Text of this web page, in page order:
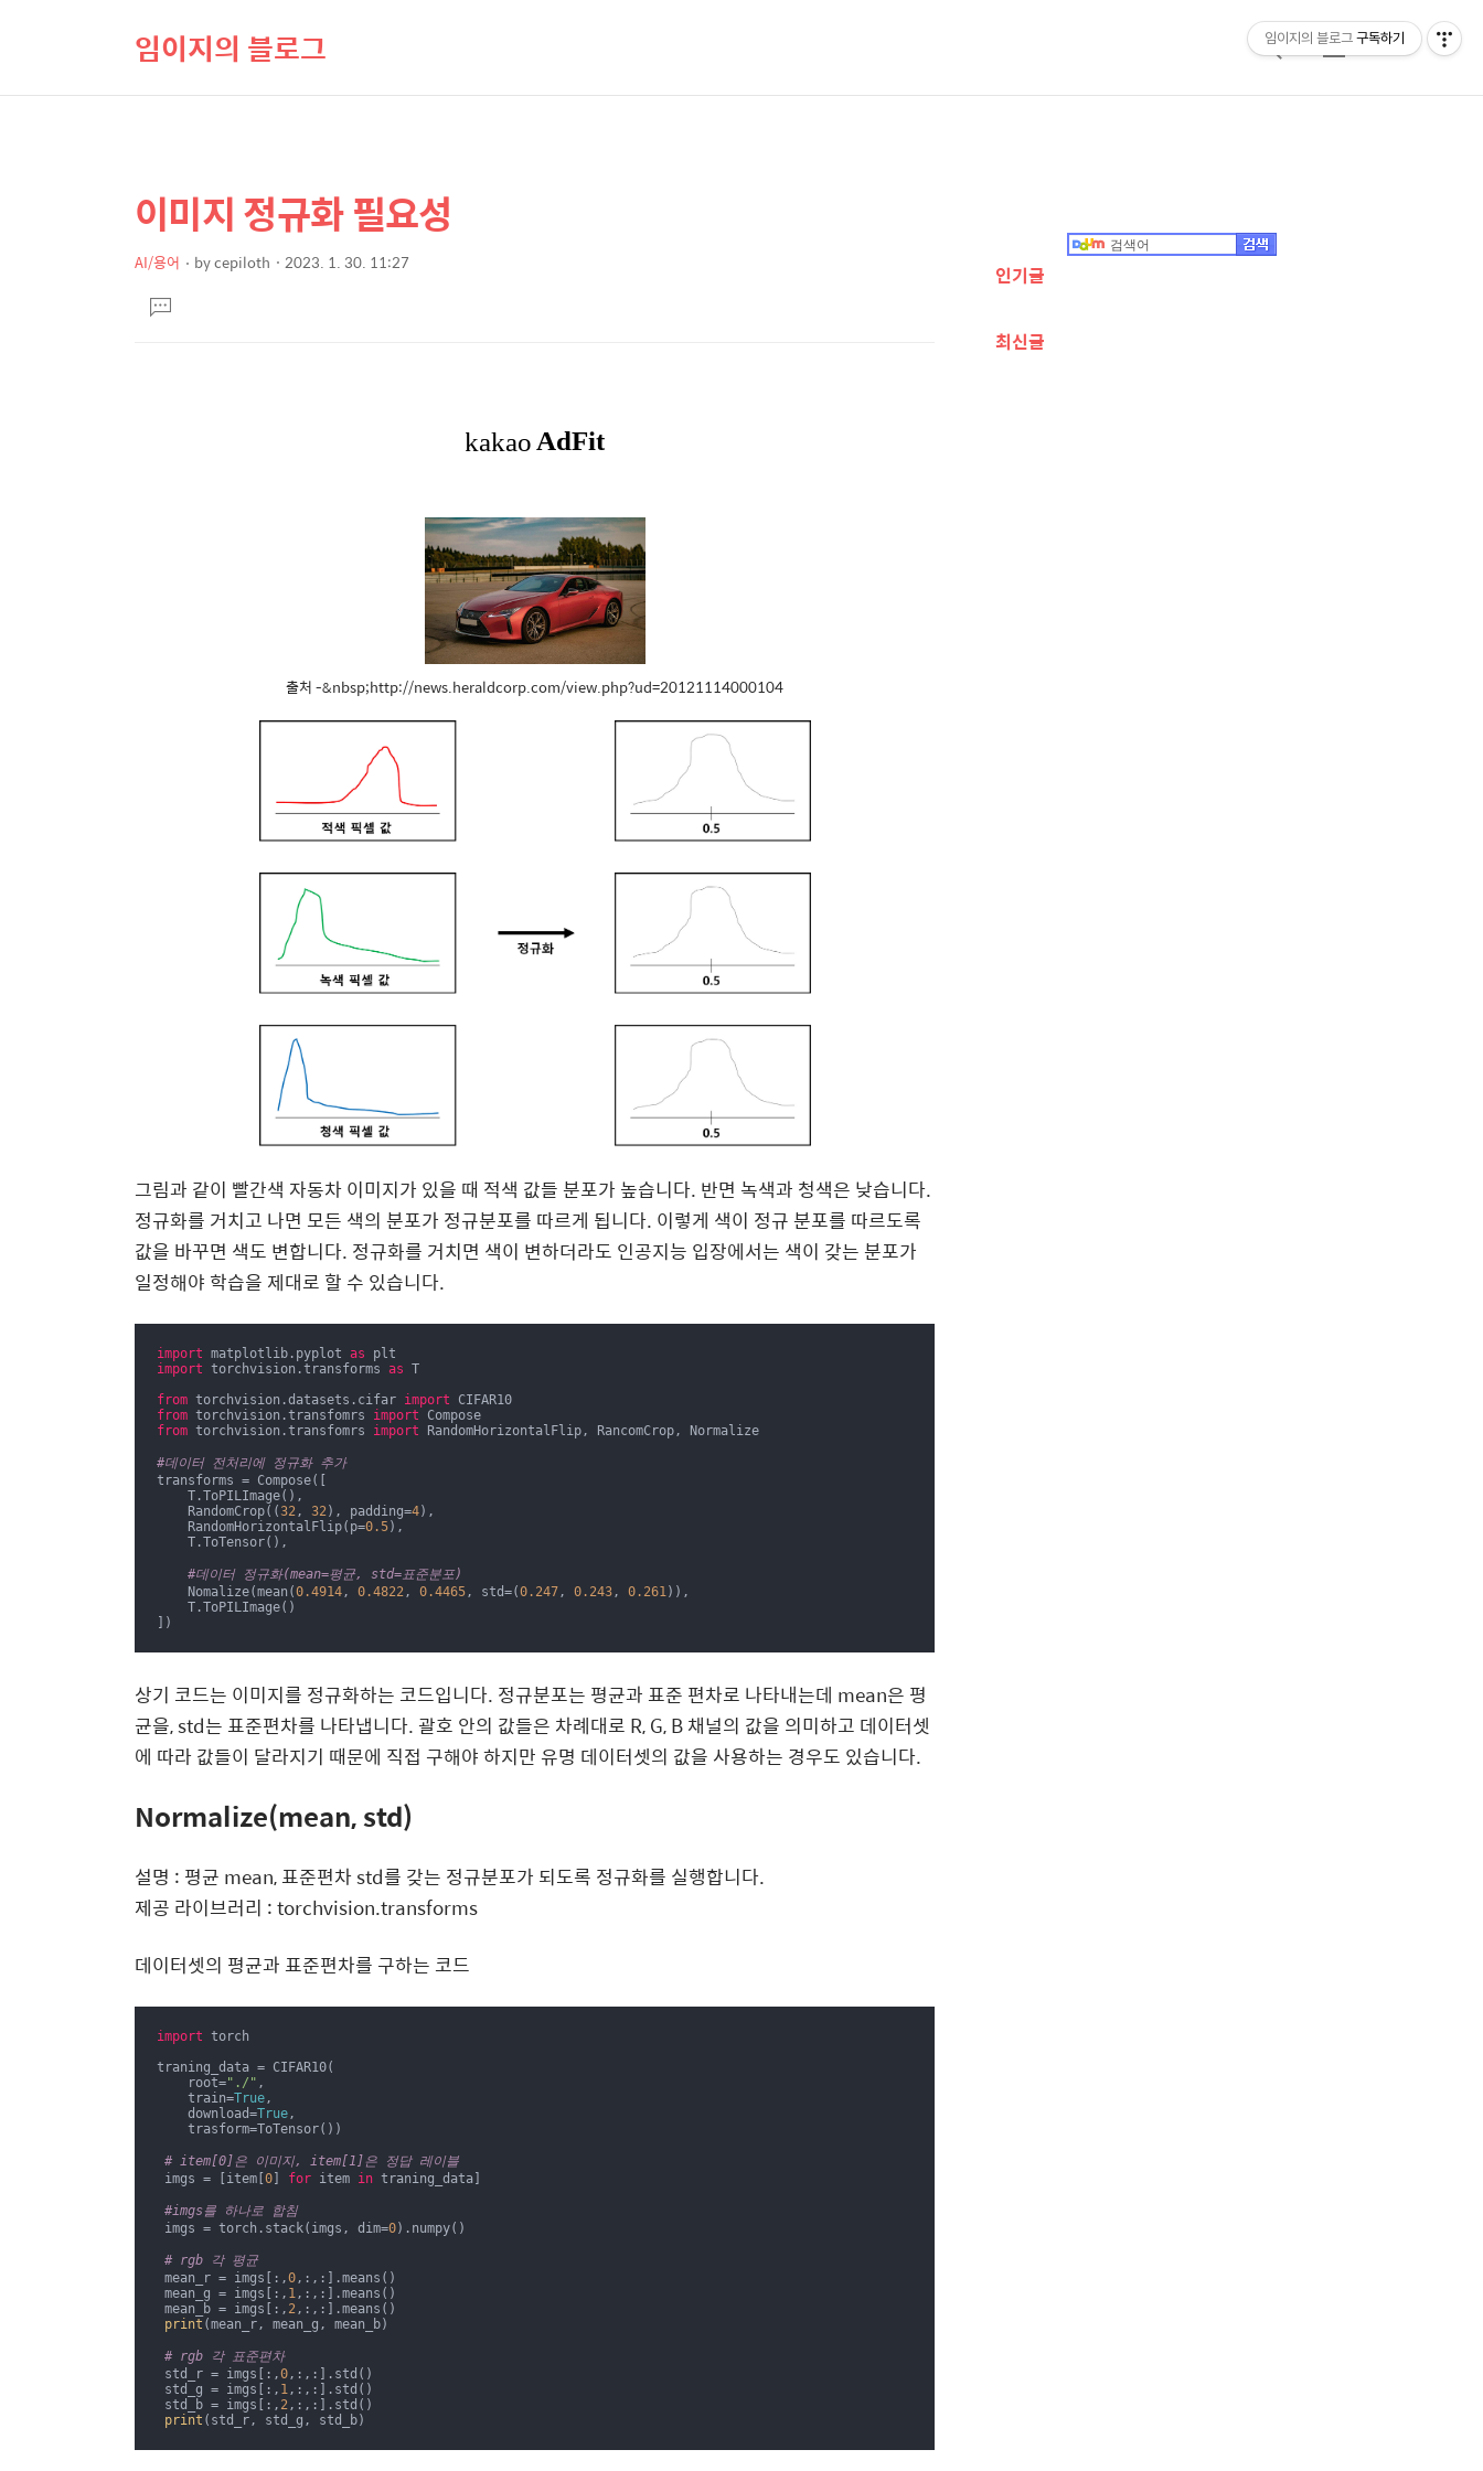
임이지의 블로그
검
메
상
컨
텐
본
문
제
이미지 정규화 필요성
AI/용어 bycepiloth 2023. 1. 30. 11:27
문댓
글
출처 -&nbsp;http://news.heraldcorp.com/view.php?ud=20121114000104
그림과 같이 빨간색 자동차 이미지가 있을 때 적색 값들 분포가 높습니다. 반면 녹색과 청색은 낮습니다.
정규화를 거치고 나면 모든 색의 분포가 정규분포를 따르게 됩니다. 이렇게 색이 정규 분포를 따르도록
값을 바꾸면 색도 변합니다. 정규화를 거치면 색이 변하더라도 인공지능 입장에서는 색이 갖는 분포가
일정해야 학습을 제대로 할 수 있습니다.
import matplotlib.pyplot as
import torchvision.transforms as T
from torchvision.datasets.cifar import
from torchvision.transfomrs import
from torchvision.transfomrs import RandomHorizontalFlip, RancomCrop, Normalize
#데이터 전처리에 정규화 추가
transforms = Compose([
    T.ToPILImage(),
    RandomCrop((
32, 32), padding=4),
    RandomHorizontalFlip(p=
0.5),
    T.ToTensor(),
#데이터 정규화(mean=평균, std=표준분포)
    Nomalize(mean(
0.4914, 0.4822, 0.4465, std=(0.247, 0.243, 0.261)),
    T.ToPILImage()
])
상기 코드는 이미지를 정규화하는 코드입니다. 정규분포는 평균과 표준 편차로 나타내는데 mean은 평
균을, std는 표준편차를 나타냅니다. 괄호 안의 값들은 차례대로 R, G, B 채널의 값을 의미하고 데이터셋
에 따라 값들이 달라지기 때문에 직접 구해야 하지만 유명 데이터셋의 값을 사용하는 경우도 있습니다.
Normalize(mean, std)
설명 : 평균 mean, 표준편차 std를 갖는 정규분포가 되도록 정규화를 실행합니다.
제공 라이브러리 : torchvision.transforms
데이터셋의 평균과 표준편차를 구하는 코드
import torch
traning_data = CIFAR10(
    root=
"./" ,
    train=
True,
    download=
True,
    trasform=ToTensor())
# item[0]은 이미지, item[1]은 정답 레이블
imgs = [item[ 0 for item in traning_data]
#imgs를 하나로 합침
imgs = torch.stack(imgs, dim=0).numpy()
# rgb 각 평균
mean_r = imgs[:,0,:,:].means()
mean_g = imgs[:, 1,:,:].means()
mean_b = imgs[:, 2,:,:].means()
print (mean_r, mean_g, mean_b)
# rgb 각 표준편차
std_r = imgs[:,0,:,:].std()
std_g = imgs[:, 1,:,:].std()
std_b = imgs[:, 2,:,:].std()
print (std_r, std_g, std_b)
정
인기글
최신글
임이지의 블로그 구독하기